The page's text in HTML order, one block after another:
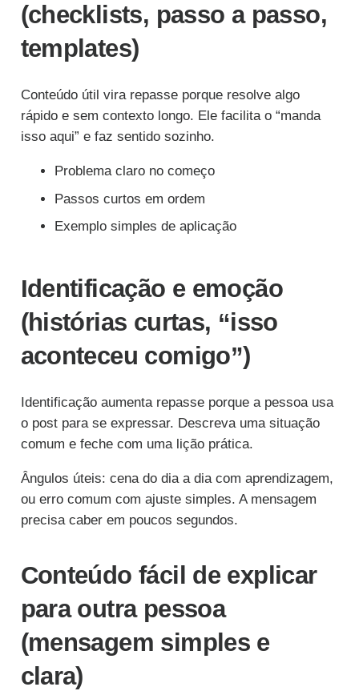
(checklists, passo a passo,
templates)
Conteúdo útil vira repasse porque resolve algo
rápido e sem contexto longo. Ele facilita o “manda
isso aqui” e faz sentido sozinho.
Problema claro no começo
Passos curtos em ordem
Exemplo simples de aplicação
Identificação e emoção
(histórias curtas, “isso
aconteceu comigo”)
Identificação aumenta repasse porque a pessoa usa
o post para se expressar. Descreva uma situação
comum e feche com uma lição prática.
Ângulos úteis: cena do dia a dia com aprendizagem,
ou erro comum com ajuste simples. A mensagem
precisa caber em poucos segundos.
Conteúdo fácil de explicar
para outra pessoa
(mensagem simples e
clara)